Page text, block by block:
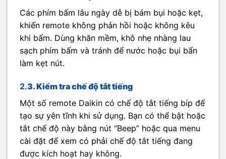
Các phím bấm lâu ngày dễ bị bám bụi hoặc kẹt,
khiến remote không phản hồi hoặc không kêu
khi bấm. Dùng khăn mềm, khô nhẹ nhàng lau
sạch phím bấm và tránh để nước hoặc bụi bẩn
làm kẹt nút.
2.3. Kiểm tra chế độ tắt tiếng
Một số remote Daikin có chế độ tắt tiếng bíp để
tạo sự yên tĩnh khi sử dụng. Bạn có thể bật hoặc
tắt chế độ này bằng nút “Beep” hoặc qua menu
cài đặt để xem có phải chế độ tắt tiếng đang
được kích hoạt hay không.